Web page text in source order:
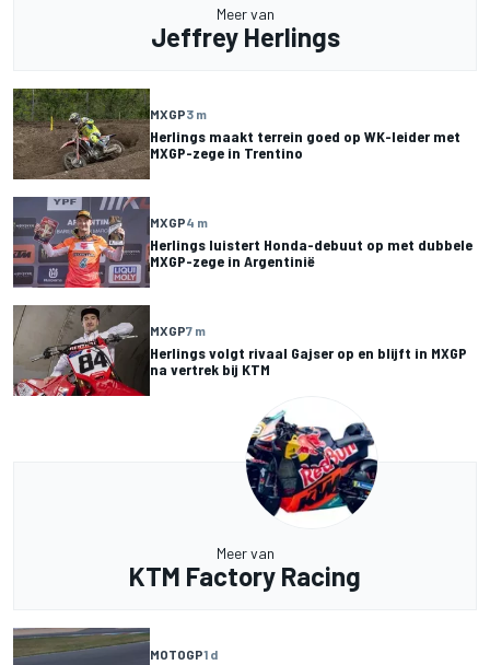
Meer van
Jeffrey Herlings
MXGP3 m
Herlings maakt terrein goed op WK-leider met
MXGP-zege in Trentino
MXGP4 m
Herlings luistert Honda-debuut op met dubbele
MXGP-zege in Argentinië
MXGP7 m
Herlings volgt rivaal Gajser op en blijft in MXGP
na vertrek bij KTM
Meer van
KTM Factory Racing
MOTOGP1 d